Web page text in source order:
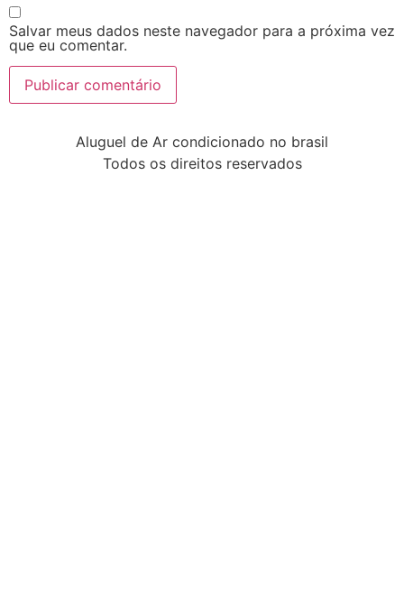
Salvar meus dados neste navegador para a próxima vez
que eu comentar.
Aluguel de Ar condicionado no brasil
Todos os direitos reservados